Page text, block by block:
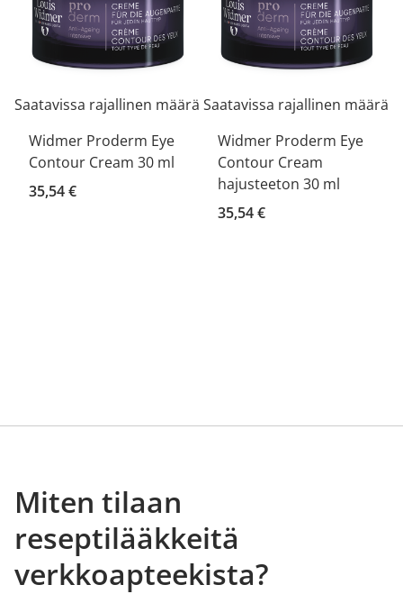
Saatavissa rajallinen määrä
Widmer Proderm Eye
Contour Cream 30 ml
35,54 €
Saatavissa rajallinen määrä
Widmer Proderm Eye
Contour Cream
hajusteeton 30 ml
35,54 €
Miten tilaan
reseptilääkkeitä
verkkoapteekista?